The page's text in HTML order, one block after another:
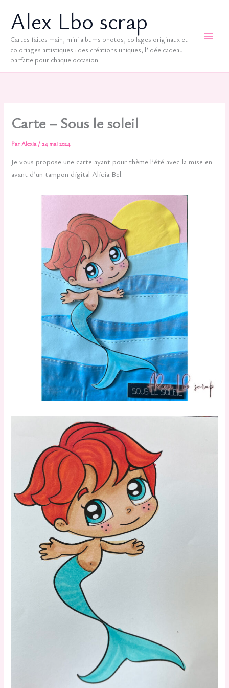
contenuAlex Lbo scrap
Cartes faites main, mini albums photos, collages originaux et
coloriages artistiques : des créations uniques, l’idée cadeau
parfaite pour chaque occasion.
Carte – Sous le soleil
ParAlexia /24 mai 2024
Je vous propose une carte ayant pour thème l’été avec la mise en
avant d’un tampon digital Alicia Bel.